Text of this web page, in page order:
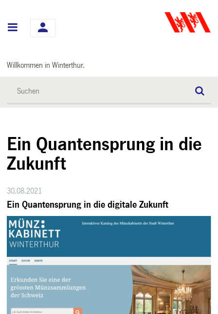
Hauptnavigation
Willkommen in Winterthur.
Ein Quantensprung in die
Zukunft
30.08.2021
Ein Quantensprung in die digitale Zukunft